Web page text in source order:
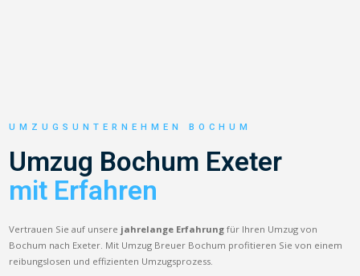
UMZUGSUNTERNEHMEN BOCHUM
Umzug Bochum Exeter
mit Erfahren
Vertrauen Sie auf unsere jahrelange Erfahrung für Ihren Umzug von
Bochum nach Exeter. Mit Umzug Breuer Bochum profitieren Sie von einem
reibungslosen und effizienten Umzugsprozess.